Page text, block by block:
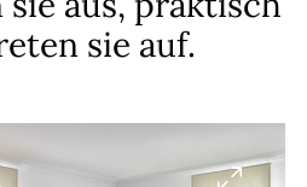
sie auf.